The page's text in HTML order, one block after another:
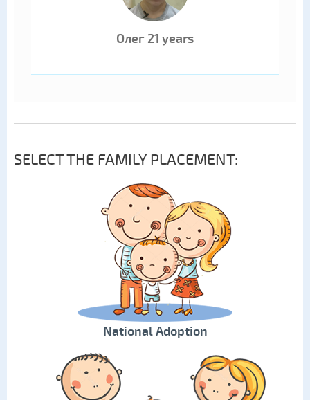
Олег 21 years
SELECT THE FAMILY PLACEMENT:
National Adoption